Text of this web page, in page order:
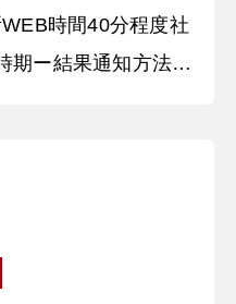
いて軽く触れ、回
期ー結果通知方法電
何を意識しながら
ました。また、学校
趣味について軽く
一